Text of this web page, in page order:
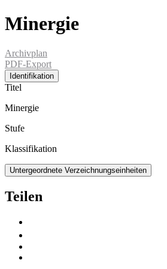
Minergie
Archivplan
PDF-Export
Identifikation
Titel
Minergie
Stufe
Klassifikation
Untergeordnete Verzeichnungseinheiten
Teilen